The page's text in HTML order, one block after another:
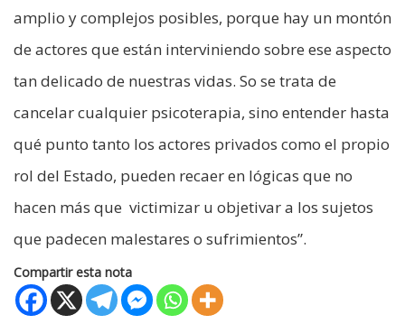
amplio y complejos posibles, porque hay un montón
de actores que están interviniendo sobre ese aspecto
tan delicado de nuestras vidas. So se trata de
cancelar cualquier psicoterapia, sino entender hasta
qué punto tanto los actores privados como el propio
rol del Estado, pueden recaer en lógicas que no
hacen más que victimizar u objetivar a los sujetos
que padecen malestares o sufrimientos”.
Compartir esta nota